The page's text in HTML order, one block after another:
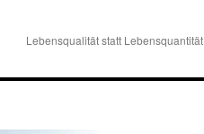
Lebensqualität statt Lebensquantität